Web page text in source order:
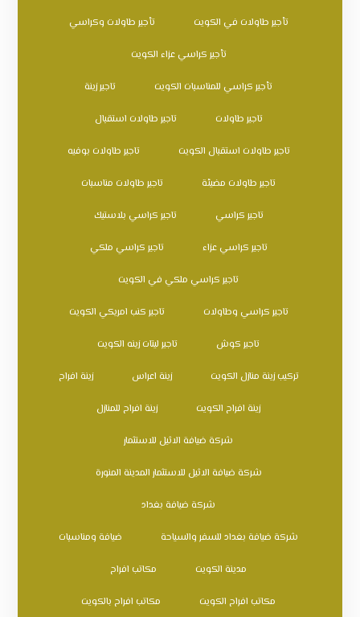
تأجير طاولات في الكويت تأجير طاولات وكراسي
تأجير كراسي عزاء الكويت
تأجير كراسي للمناسبات الكويت تاجير زينة
تاجير طاولات تاجير طاولات استقبال
تاجير طاولات استقبال الكويت تاجير طاولات بوفيه
تاجير طاولات مضيئة تاجير طاولات مناسبات
تاجير كراسي تاجير كراسي بلاستيك
تاجير كراسي عزاء تاجير كراسي ملكي
تاجير كراسي ملكي في الكويت
تاجير كراسي وطاولات تاجير كنب امريكي الكويت
تاجير كوش تاجير ليتات زينه الكويت
تركيب زينة منازل الكويت زينة اعراس زينة افراح
زينة افراح الكويت زينة افراح للمنازل
شركة ضيافة الاثيل للاستثمار
شركة ضيافة الاثيل للاستثمار المدينة المنورة
شركة ضيافة بغداد
شركة ضيافة بغداد للسفر والسياحة ضيافة ومناسبات
مدينة الكويت مكاتب افراح
مكاتب افراح الكويت مكاتب افراح بالكويت